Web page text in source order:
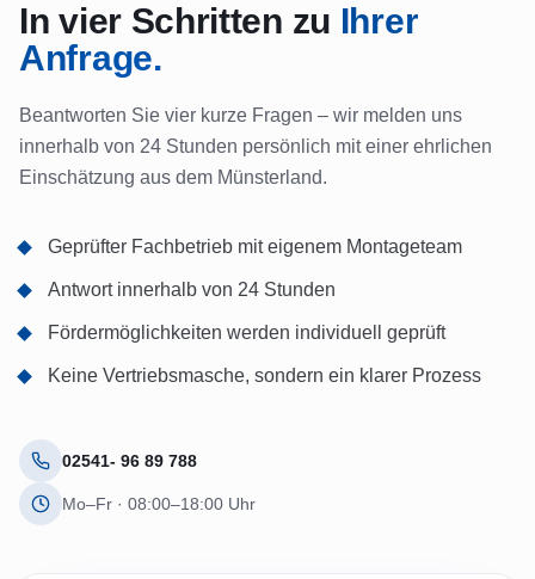
In vier Schritten zu Ihrer
Anfrage.
Beantworten Sie vier kurze Fragen – wir melden uns
innerhalb von 24 Stunden persönlich mit einer ehrlichen
Einschätzung aus dem Münsterland.
Geprüfter Fachbetrieb mit eigenem Montageteam
Antwort innerhalb von 24 Stunden
Fördermöglichkeiten werden individuell geprüft
Keine Vertriebsmasche, sondern ein klarer Prozess
02541- 96 89 788
Mo–Fr · 08:00–18:00 Uhr